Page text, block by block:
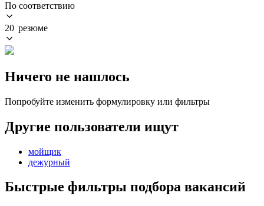
По соответствию
20 резюме
Ничего не нашлось
Попробуйте изменить формулировку или фильтры
Другие пользователи ищут
мойщик
дежурный
Быстрые фильтры подбора вакансий